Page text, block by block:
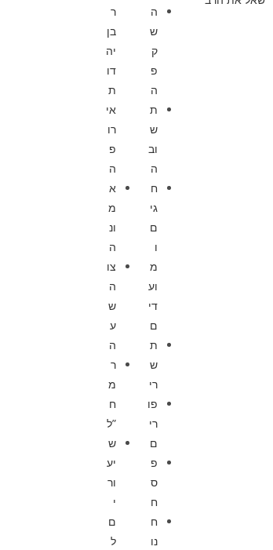
ה
ש
ק
פ
ה
ת
ש
וב
ה
ח
גי
ם
ו
מ
וע
די
ם
ת
ש
רי
פו
רי
ם
פ
ס
ח
ח
נו
ר
בן
יה
דו
ת
אי
רו
פ
ה
א
מ
ונ
ה
צו
ה
ש
ע
ה
ר
מ
ח
”ל
ש
יע
ור
י
ם
ל